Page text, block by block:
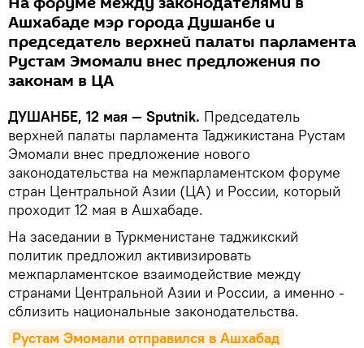
Ашхабаде мэр города Душанбе и
председатель верхней палаты парламента
Рустам Эмомали внес предложения по
законам в ЦА
ДУШАНБЕ, 12 мая — Sputnik. Председатель
верхней палаты парламента Таджикистана Рустам
Эмомали внес предложение нового
законодательства на межпарламентском форуме
стран Центральной Азии (ЦА) и России, который
проходит 12 мая в Ашхабаде.
На заседании в Туркменистане таджикский
политик предложил активизировать
межпарламентское взаимодействие между
странами Центральной Азии и России, а именно -
сблизить национальные законодательства.
Рустам Эмомали отправился в Ашхабад